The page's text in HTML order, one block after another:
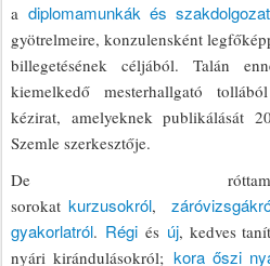
a diplomamunkák és
gyötrelmeire, konzulensként
billegetésének céljából. Talán
kiemelkedő mesterhallgató
kézirat, amelyeknek publikálását
Szemle szerkesztője.
De
sorokat kurzusokról,
gyakorlatról. Régiés új, kedves
nyári kirándulásokról; kora őszi